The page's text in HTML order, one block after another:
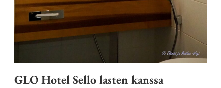
GLO Hotel Sello lasten kanssa